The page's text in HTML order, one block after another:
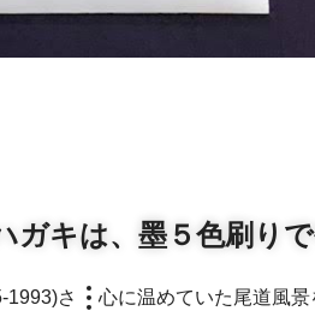
ガキは、墨５色刷り
心に温めていた尾道風